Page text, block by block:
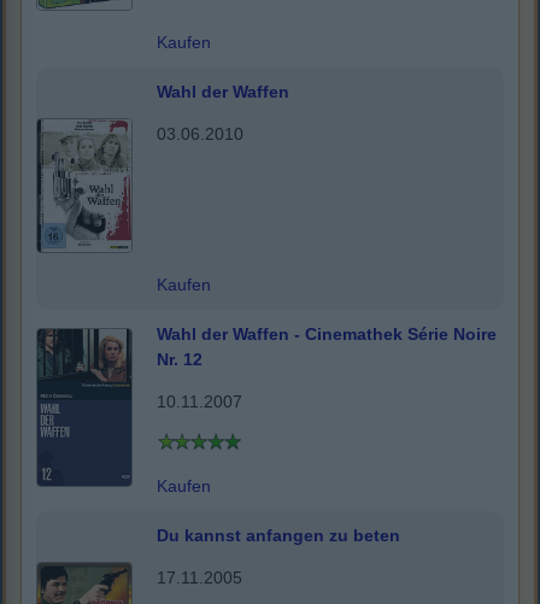
Kaufen
Wahl der Waffen
03.06.2010
Kaufen
Wahl der Waffen - Cinemathek Série Noire
Nr. 12
10.11.2007
Kaufen
Du kannst anfangen zu beten
17.11.2005